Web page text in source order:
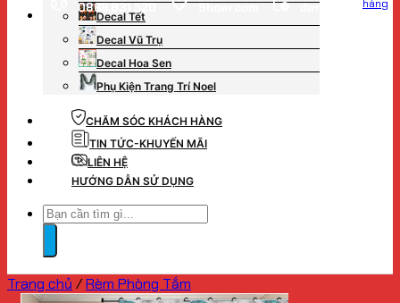
0869.831.520
Showroom
đơn hàng
hàng
Decal Tết
Decal Vũ Trụ
Decal Hoa Sen
Phụ Kiện Trang Trí Noel
CHĂM SÓC KHÁCH HÀNG
TIN TỨC-KHUYẾN MÃI
LIÊN HỆ
HƯỚNG DẪN SỬ DỤNG
Tìm
kiếm:
Trang chủ /Rèm Phòng Tắm